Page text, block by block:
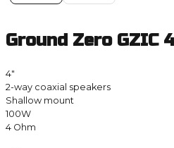
Ground Zero GZIC
4″
2-way coaxial speakers
Shallow mount
100W
4 Ohm